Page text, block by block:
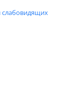
слабовидящих